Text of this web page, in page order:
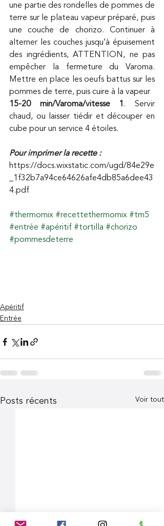
une partie des rondelles de pommes de
terre sur le plateau vapeur préparé, puis
une couche de chorizo. Continuer à
alterner les couches jusqu’à épuisement
des ingrédients, ATTENTION, ne pas
empêcher la fermeture du Varoma.
Mettre en place les oeufs battus sur les
pommes de terre, puis cuire à la vapeur
15-20 min/Varoma/vitesse 1 . Servir
chaud, ou laisser tiédir et découper en
cube pour un service 4 étoiles.
Pour imprimer la recette :
https://docs.wixstatic.com/ugd/84e29e
_1f32b7a94ce64626afe4db85a6dee43
4.pdf
#thermomix #recettethermomix #tm5
#entrée #apéritif #tortilla #chorizo
#pommesdeterre
Apéritif
Entrée
Posts récents Voir tout